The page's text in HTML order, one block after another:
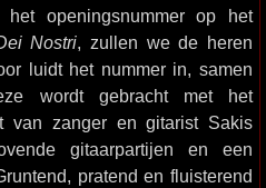
openingsnummer op het
Nostri, zullen we de heren
luidt het nummer in, samen
wordt gebracht met het
van zanger en gitarist Sakis
gitaarpartijen en een
pratend en fluisterend